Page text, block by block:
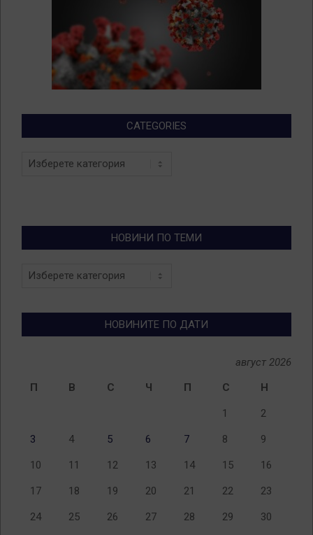
CATEGORIES
Categories
НОВИНИ ПО ТЕМИ
Новини
НОВИНИТЕ ПО ДАТИ
август 2026
П
В С Ч П С Н
1 2
3 4 5 6 7 8 9
10 11 12 13 14 15 16
17 18 19 20 21 22 23
24 25 26 27 28 29 30